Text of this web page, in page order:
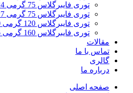
توری فایبرگلاس 75 گرمی 4*4
توری فایبرگلاس 75 گرمی 7*9
توری فایبرگلاس 120 گرمی 10*10
توری فایبرگلاس 160 گرمی 5*5
مقالات
تماس با ما
گالری
درباره ما
صفحه اصلی